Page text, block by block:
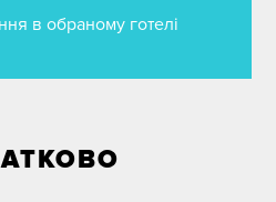
в обраному готелі